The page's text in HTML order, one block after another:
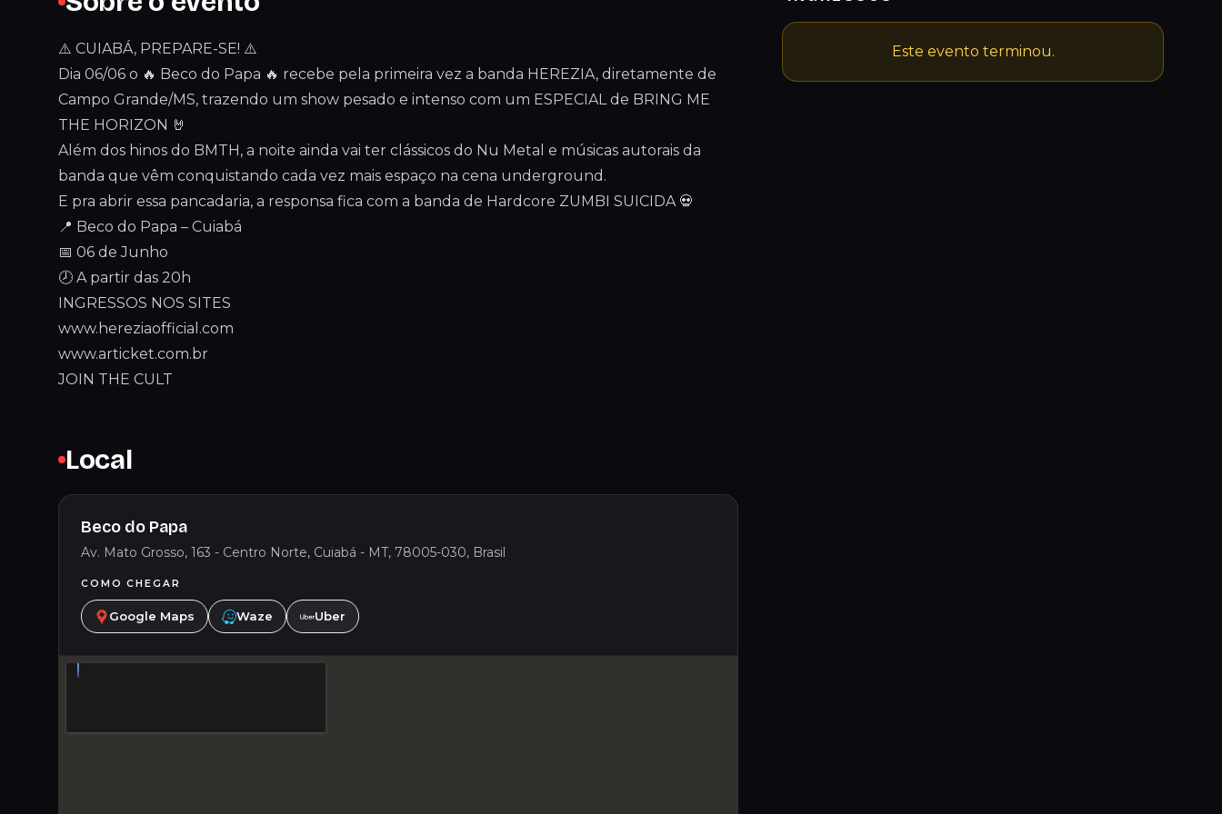
⚠️ CUIABÁ, PREPARE-SE! ⚠️
Dia 06/06 o 🔥 Beco do Papa 🔥 recebe pela primeira vez a banda HEREZIA, diretamente de
Campo Grande/MS, trazendo um show pesado e intenso com um ESPECIAL de BRING ME
THE HORIZON 🤘
Além dos hinos do BMTH, a noite ainda vai ter clássicos do Nu Metal e músicas autorais da
banda que vêm conquistando cada vez mais espaço na cena underground.
E pra abrir essa pancadaria, a responsa fica com a banda de Hardcore ZUMBI SUICIDA 💀
📍 Beco do Papa – Cuiabá
📅 06 de Junho
🕗 A partir das 20h
INGRESSOS NOS SITES
www.hereziaofficial.com
www.articket.com.br
JOIN THE CULT
Local
Beco do Papa
Av. Mato Grosso, 163 - Centro Norte, Cuiabá - MT, 78005-030, Brasil
COMO CHEGAR
Google Maps Waze Uber
Este evento terminou.